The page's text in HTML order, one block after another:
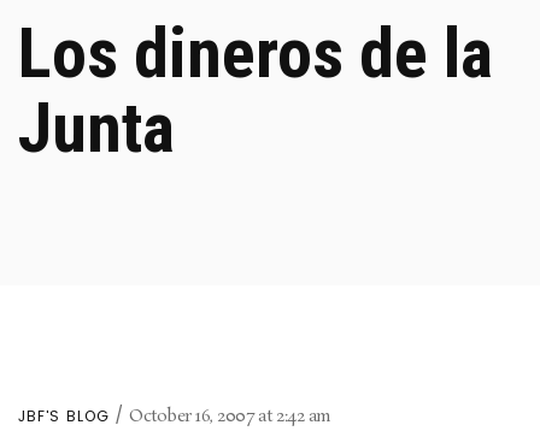
Los dineros de la
Junta
JBF'S BLOG October 16, 2007 at 2:42 am